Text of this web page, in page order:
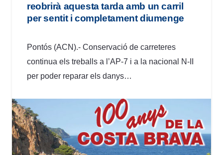
reobrirà aquesta tarda amb un carril
per sentit i completament diumenge
Pontós (ACN).- Conservació de carreteres
continua els treballs a l’AP-7 i a la nacional N-II
per poder reparar els danys…